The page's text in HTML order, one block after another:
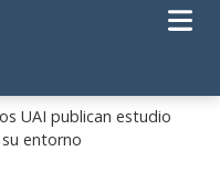
UAI publican estudio
entorno